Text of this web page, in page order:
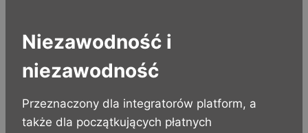
Niezawodność i
niezawodność
Przeznaczony dla integratorów platform, a
także dla początkujących płatnych